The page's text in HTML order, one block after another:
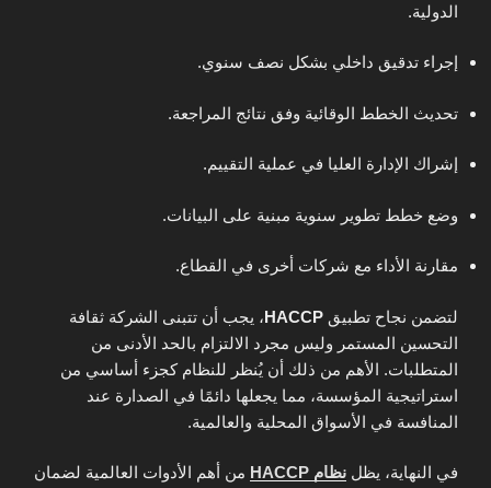
الدولية.
إجراء تدقيق داخلي بشكل نصف سنوي.
تحديث الخطط الوقائية وفق نتائج المراجعة.
إشراك الإدارة العليا في عملية التقييم.
وضع خطط تطوير سنوية مبنية على البيانات.
مقارنة الأداء مع شركات أخرى في القطاع.
لتضمن نجاح تطبيق HACCP، يجب أن تتبنى الشركة ثقافة
التحسين المستمر وليس مجرد الالتزام بالحد الأدنى من
المتطلبات. الأهم من ذلك أن يُنظر للنظام كجزء أساسي من
استراتيجية المؤسسة، مما يجعلها دائمًا في الصدارة عند
المنافسة في الأسواق المحلية والعالمية.
في النهاية، يظل نظام HACCP
من أهم الأدوات العالمية لضمان